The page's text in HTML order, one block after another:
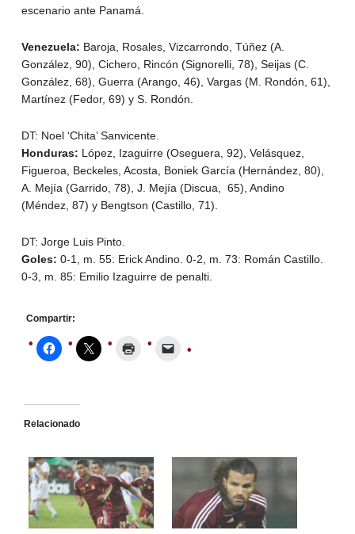
escenario ante Panamá.
Venezuela: Baroja, Rosales, Vizcarrondo, Túñez (A.
González, 90), Cichero, Rincón (Signorelli, 78), Seijas (C.
González, 68), Guerra (Arango, 46), Vargas (M. Rondón, 61),
Martínez (Fedor, 69) y S. Rondón.
DT: Noel ‘Chita’ Sanvicente.
Honduras: López, Izaguirre (Oseguera, 92), Velásquez,
Figueroa, Beckeles, Acosta, Boniek García (Hernández, 80),
A. Mejía (Garrido, 78), J. Mejía (Discua, 65), Andino
(Méndez, 87) y Bengtson (Castillo, 71).
DT: Jorge Luis Pinto.
Goles: 0-1, m. 55: Erick Andino. 0-2, m. 73: Román Castillo.
0-3, m. 85: Emilio Izaguirre de penalti.
Compartir:
Relacionado